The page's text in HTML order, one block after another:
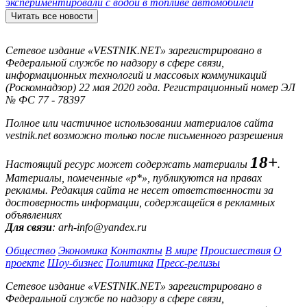
экспериментировали с водой в топливе автомобилей
Читать все новости
Сетевое издание «VESTNIK.NET» зарегистрировано в
Федеральной службе по надзору в сфере связи,
информационных технологий и массовых коммуникаций
(Роскомнадзор) 22 мая 2020 года. Регистрационный номер ЭЛ
№ ФС 77 - 78397
Полное или частичное использовании материалов сайта
vestnik.net возможно только после письменного разрешения
Настоящий ресурс может содержать материалы 18+.
Материалы, помеченные «р*», публикуются на правах
рекламы. Редакция сайта не несет ответственности за
достоверность информации, содержащейся в рекламных
объявлениях
Для связи: arh-info@yandex.ru
Общество Экономика Контакты В мире Происшествия О
проекте Шоу-бизнес Политика Пресс-релизы
Сетевое издание «VESTNIK.NET» зарегистрировано в
Федеральной службе по надзору в сфере связи,